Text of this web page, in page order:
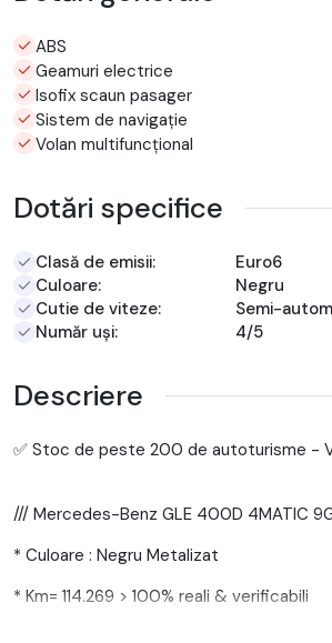
ABS
Geamuri electrice
Isofix scaun pasager
Sistem de navigație
Volan multifuncțional
Dotări specifice
Clasă de emisii: Euro6
Culoare:
Negru
Cutie de viteze:
Semi-
Număr uși:
4/5
Descriere
✅ Stoc de peste 200 de autoturisme -
/// Mercedes-Benz GLE 400D 4MATIC
* Culoare : Negru Metalizat
* Km= 114.269 > 100% reali & verificabili